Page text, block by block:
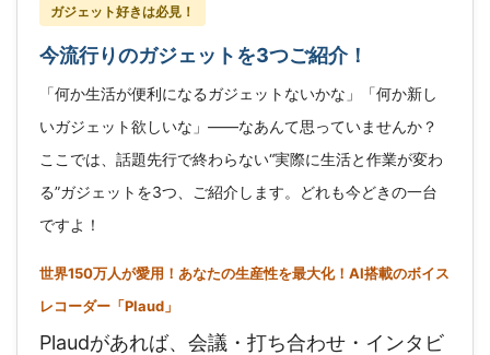
ガジェット好きは必見！
今流行りのガジェットを3つご紹介！
「何か生活が便利になるガジェットないかな」「何か新し
いガジェット欲しいな」——なあんて思っていませんか？
ここでは、話題先行で終わらない“実際に生活と作業が変わ
る”ガジェットを3つ、ご紹介します。どれも今どきの一台
ですよ！
世界150万人が愛用！あなたの生産性を最大化！AI搭載のボイス
レコーダー「Plaud」
Plaudがあれば、会議・打ち合わせ・インタビ